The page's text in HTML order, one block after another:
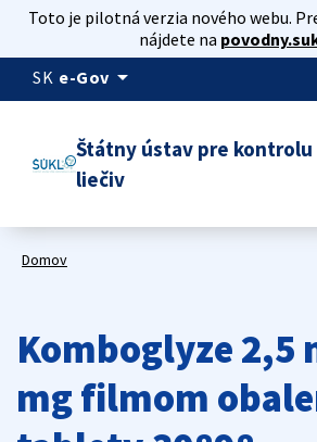
Toto je pilotná verzia nového webu.
nájdete na
SK e-Gov arrow_drop_down
Štátny ústav pre kontrolu
liečiv
Domov
Komboglyze 2,5
mg filmom